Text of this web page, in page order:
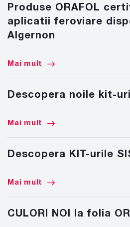
Produse ORAFOL
aplicatii feroviare
Algernon
Mai mult
Descopera noile kit-
Mai mult
Descopera KIT-urile
Mai mult
CULORI NOI la folia